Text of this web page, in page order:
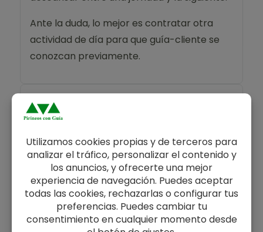
Ante la duda, lo mejor es contratar otra
actividad de día para que guía-cliente se
conozcan previamente.
¿Qué ropa y calzado es el más
adecuado para la actividad?
Ropa y calzado de montaña. Uso de
bastones muy recomendable. Mochila de
40 litros aproximadamente.
¿Necesito llevar saco de dormir?